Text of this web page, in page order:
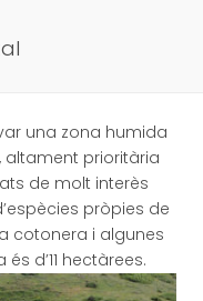
una zona humida
altament prioritària
de molt interès
pròpies de
cotonera i algunes
d’11 hectàrees.